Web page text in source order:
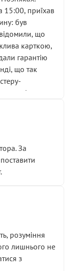
хороше
гайок під
гайки, які
( надіюсь
вже не
її цей сервіс
працює не
15:00, приїхав
був
що
карткою,
гарантію
що так
суті.
За
розуміння
лишнього не
з